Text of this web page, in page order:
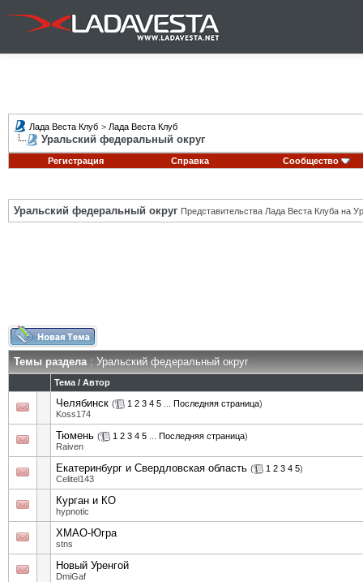
Лада Веста Клуб > Лада Веста Клуб
Уральский федеральный округ
Регистрация Справка Сообщество
Уральский федеральный округ Представительства Лада Веста Клуба на
Темы раздела: Уральский федеральный округ
Тема / Автор
Челябинск ( 1 2 3 4 5 Последняя страница)
Koss174
Тюмень ( 1 2 3 4 5 Последняя страница)
Raiven
Екатеринбург и Свердловская область ( 1 2 3 4 5)
Celitel143
Курган и КО
hypnotic
ХМАО-Югра
stns
Новый Уренгой
DmiGaf